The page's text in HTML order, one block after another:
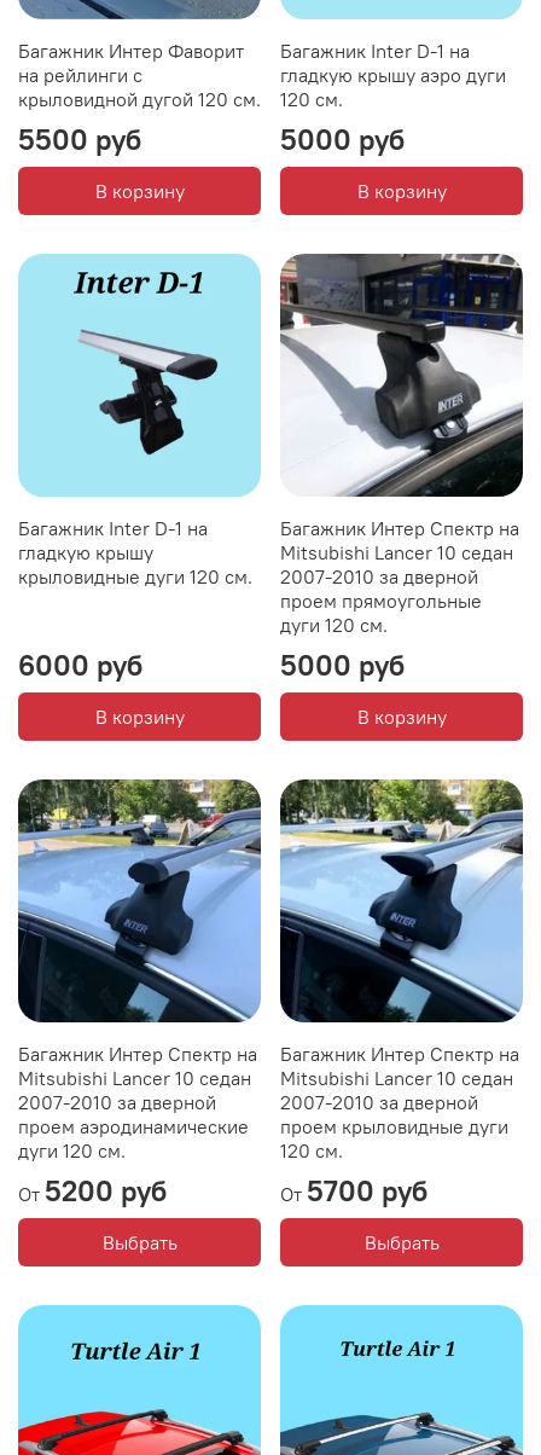
Багажник Интер Фаворит
на рейлинги с
крыловидной дугой 120 см.
5500 руб
В корзину
Багажник Inter D-1 на
гладкую крышу аэро дуги
120 см.
5000 руб
В корзину
Багажник Inter D-1 на
гладкую крышу
крыловидные дуги 120 см.
6000 руб
В корзину
Багажник Интер Спектр на
Mitsubishi Lancer 10 седан
2007-2010 за дверной
проем прямоугольные
дуги 120 см.
5000 руб
В корзину
Багажник Интер Спектр на
Mitsubishi Lancer 10 седан
2007-2010 за дверной
проем аэродинамические
дуги 120 см.
От 5200 руб
Выбрать
Багажник Интер Спектр на
Mitsubishi Lancer 10 седан
2007-2010 за дверной
проем крыловидные дуги
120 см.
От 5700 руб
Выбрать